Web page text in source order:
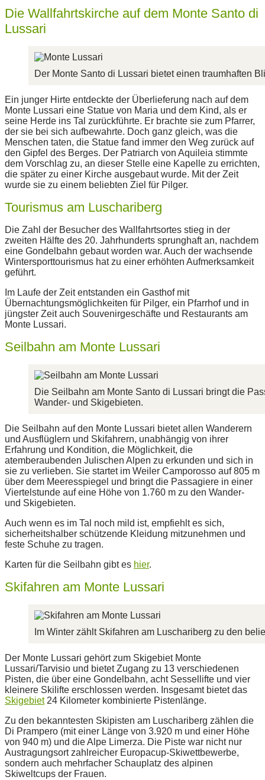
Die Wallfahrtskirche auf dem Monte Santo di
Lussari
Der Monte Santo di Lussari bietet einen traumhaften
Ein junger Hirte entdeckte der Überlieferung nach auf dem
Monte Lussari eine Statue von Maria und dem Kind, als er
seine Herde ins Tal zurückführte. Er brachte sie zum Pfarrer,
der sie bei sich aufbewahrte. Doch ganz gleich, was die
Menschen taten, die Statue fand immer den Weg zurück auf
den Gipfel des Berges. Der Patriarch von Aquileia stimmte
dem Vorschlag zu, an dieser Stelle eine Kapelle zu errichten,
die später zu einer Kirche ausgebaut wurde. Mit der Zeit
wurde sie zu einem beliebten Ziel für Pilger.
Tourismus am Luschariberg
Die Zahl der Besucher des Wallfahrtsortes stieg in der
zweiten Hälfte des 20. Jahrhunderts sprunghaft an, nachdem
eine Gondelbahn gebaut worden war. Auch der wachsende
Wintersporttourismus hat zu einer erhöhten Aufmerksamkeit
geführt.
Im Laufe der Zeit entstanden ein Gasthof mit
Übernachtungsmöglichkeiten für Pilger, ein Pfarrhof und in
jüngster Zeit auch Souvenirgeschäfte und Restaurants am
Monte Lussari.
Seilbahn am Monte Lussari
Die Seilbahn am Monte Santo di Lussari bringt die
Wander- und Skigebieten.
Die Seilbahn auf den Monte Lussari bietet allen Wanderern
und Ausflüglern und Skifahrern, unabhängig von ihrer
Erfahrung und Kondition, die Möglichkeit, die
atemberaubenden Julischen Alpen zu erkunden und sich in
sie zu verlieben. Sie startet im Weiler Camporosso auf 805 m
über dem Meeresspiegel und bringt die Passagiere in einer
Viertelstunde auf eine Höhe von 1.760 m zu den Wander-
und Skigebieten.
Auch wenn es im Tal noch mild ist, empfiehlt es sich,
sicherheitshalber schützende Kleidung mitzunehmen und
feste Schuhe zu tragen.
Karten für die Seilbahn gibt es hier.
Skifahren am Monte Lussari
Im Winter zählt Skifahren am Luschariberg zu den
Der Monte Lussari gehört zum Skigebiet Monte
Lussari/Tarvisio und bietet Zugang zu 13 verschiedenen
Pisten, die über eine Gondelbahn, acht Sessellifte und vier
kleinere Skilifte erschlossen werden. Insgesamt bietet das
Skigebiet24 Kilometer kombinierte Pistenlänge.
Zu den bekanntesten Skipisten am Luschariberg zählen die
Di Prampero (mit einer Länge von 3.920 m und einer Höhe
von 940 m) und die Alpe Limerza. Die Piste war nicht nur
Austragungsort zahlreicher Europacup-Skiwettbewerbe,
sondern auch mehrfacher Schauplatz des alpinen
Skiweltcups der Frauen.